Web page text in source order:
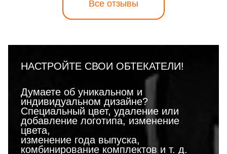
Все отзывы
НАСТРОЙТЕ СВОИ ОБТЕКАТЕЛИ!
Думаете об уникальном и
индивидуальном дизайне?
Специальный цвет, удаление или
добавление логотипа, изменение
цвета,
изменение года выпуска,
комбинирование комплектов и т. д.